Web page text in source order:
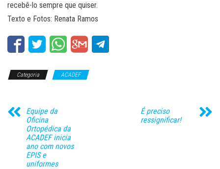
recebê-lo sempre que quiser.
Texto e Fotos: Renata Ramos
Categoria ACADEF
Equipe da
Oficina
Ortopédica da
ACADEF inicia
ano com novos
EPIS e
uniformes
É preciso
ressignificar!